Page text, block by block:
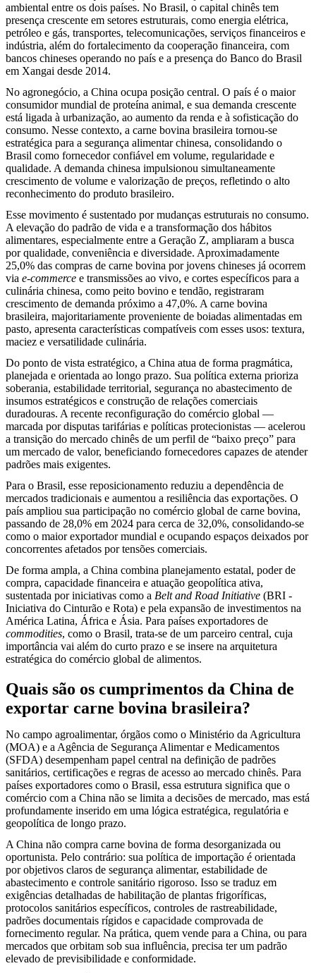
ambiental entre os dois países. No Brasil, o capital chinês tem
presença crescente em setores estruturais, como energia elétrica,
petróleo e gás, transportes, telecomunicações, serviços financeiros e
indústria, além do fortalecimento da cooperação financeira, com
bancos chineses operando no país e a presença do Banco do Brasil
em Xangai desde 2014.
No agronegócio, a China ocupa posição central. O país é o maior
consumidor mundial de proteína animal, e sua demanda crescente
está ligada à urbanização, ao aumento da renda e à sofisticação do
consumo. Nesse contexto, a carne bovina brasileira tornou-se
estratégica para a segurança alimentar chinesa, consolidando o
Brasil como fornecedor confiável em volume, regularidade e
qualidade. A demanda chinesa impulsionou simultaneamente
crescimento de volume e valorização de preços, refletindo o alto
reconhecimento do produto brasileiro.
Esse movimento é sustentado por mudanças estruturais no consumo.
A elevação do padrão de vida e a transformação dos hábitos
alimentares, especialmente entre a Geração Z, ampliaram a busca
por qualidade, conveniência e diversidade. Aproximadamente
25,0% das compras de carne bovina por jovens chineses já ocorrem
via e-commerce e transmissões ao vivo, e cortes específicos para a
culinária chinesa, como peito bovino e tendão, registraram
crescimento de demanda próximo a 47,0%. A carne bovina
brasileira, majoritariamente proveniente de boiadas alimentadas em
pasto, apresenta características compatíveis com esses usos: textura,
maciez e versatilidade culinária.
Do ponto de vista estratégico, a China atua de forma pragmática,
planejada e orientada ao longo prazo. Sua política externa prioriza
soberania, estabilidade territorial, segurança no abastecimento de
insumos estratégicos e construção de relações comerciais
duradouras. A recente reconfiguração do comércio global —
marcada por disputas tarifárias e políticas protecionistas — acelerou
a transição do mercado chinês de um perfil de “baixo preço” para
um mercado de valor, beneficiando fornecedores capazes de atender
padrões mais exigentes.
Para o Brasil, esse reposicionamento reduziu a dependência de
mercados tradicionais e aumentou a resiliência das exportações. O
país ampliou sua participação no comércio global de carne bovina,
passando de 28,0% em 2024 para cerca de 32,0%, consolidando-se
como o maior exportador mundial e ocupando espaços deixados por
concorrentes afetados por tensões comerciais.
De forma ampla, a China combina planejamento estatal, poder de
compra, capacidade financeira e atuação geopolítica ativa,
sustentada por iniciativas como a Belt and Road Initiative (BRI -
Iniciativa do Cinturão e Rota) e pela expansão de investimentos na
América Latina, África e Ásia. Para países exportadores de
commodities, como o Brasil, trata-se de um parceiro central, cuja
importância vai além do curto prazo e se insere na arquitetura
estratégica do comércio global de alimentos.
Quais são os cumprimentos da China de
exportar carne bovina brasileira?
No campo agroalimentar, órgãos como o Ministério da Agricultura
(MOA) e a Agência de Segurança Alimentar e Medicamentos
(SFDA) desempenham papel central na definição de padrões
sanitários, certificações e regras de acesso ao mercado chinês. Para
países exportadores como o Brasil, essa estrutura significa que o
comércio com a China não se limita a decisões de mercado, mas está
profundamente inserido em uma lógica estratégica, regulatória e
geopolítica de longo prazo.
A China não compra carne bovina de forma desorganizada ou
oportunista. Pelo contrário: sua política de importação é orientada
por objetivos claros de segurança alimentar, estabilidade de
abastecimento e controle sanitário rigoroso. Isso se traduz em
exigências detalhadas de habilitação de plantas frigoríficas,
protocolos sanitários específicos, controles de rastreabilidade,
padrões documentais rígidos e capacidade comprovada de
fornecimento regular. Na prática, quem vende para a China, ou para
mercados que orbitam sob sua influência, precisa ter um padrão
elevado de previsibilidade e conformidade.